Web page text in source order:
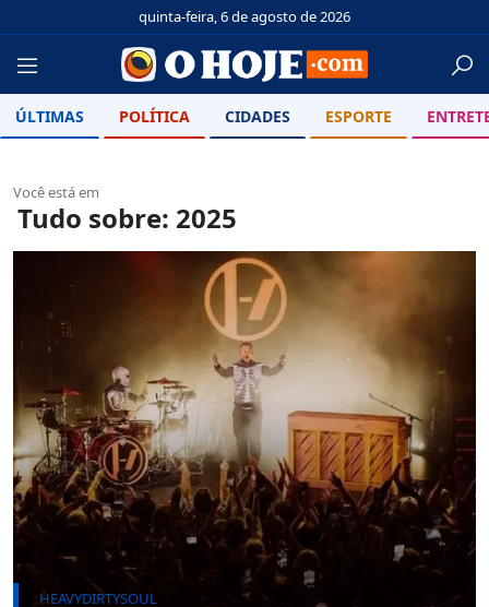
quinta-feira, 6 de agosto de 2026
ÚLTIMAS POLÍTICA CIDADES ESPORTE
Você está em
Tudo sobre: 2025
HEAVYDIRTYSOUL